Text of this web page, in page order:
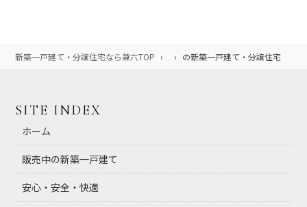
新築一戸建て・分譲住宅なら兼六TOP › › の新築一戸建て・分譲住宅
SITE INDEX
ホーム
販売中の新築一戸建て
安心・安全・快適